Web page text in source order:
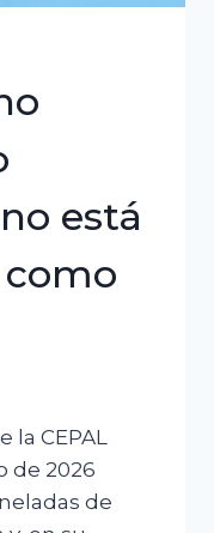
está
la CEPAL
de 2026
de